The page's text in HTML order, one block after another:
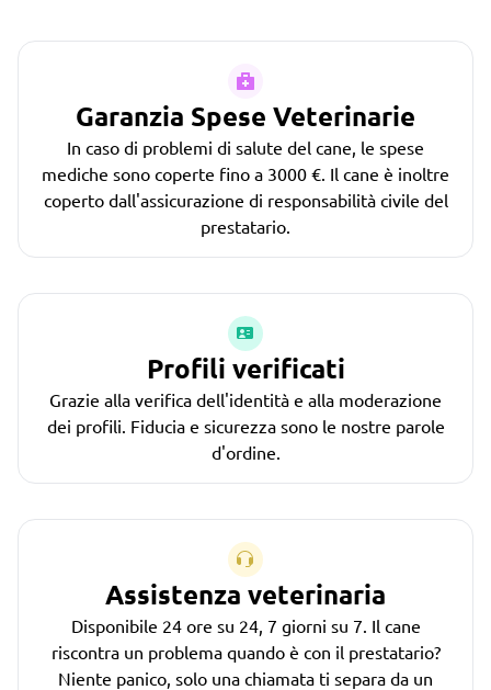
Garanzia Spese Veterinarie
In caso di problemi di salute del cane, le spese
mediche sono coperte fino a 3000 €. Il cane è inoltre
coperto dall'assicurazione di responsabilità civile del
prestatario.
Profili verificati
Grazie alla verifica dell'identità e alla moderazione
dei profili. Fiducia e sicurezza sono le nostre parole
d'ordine.
Assistenza veterinaria
Disponibile 24 ore su 24, 7 giorni su 7. Il cane
riscontra un problema quando è con il prestatario?
Niente panico, solo una chiamata ti separa da un